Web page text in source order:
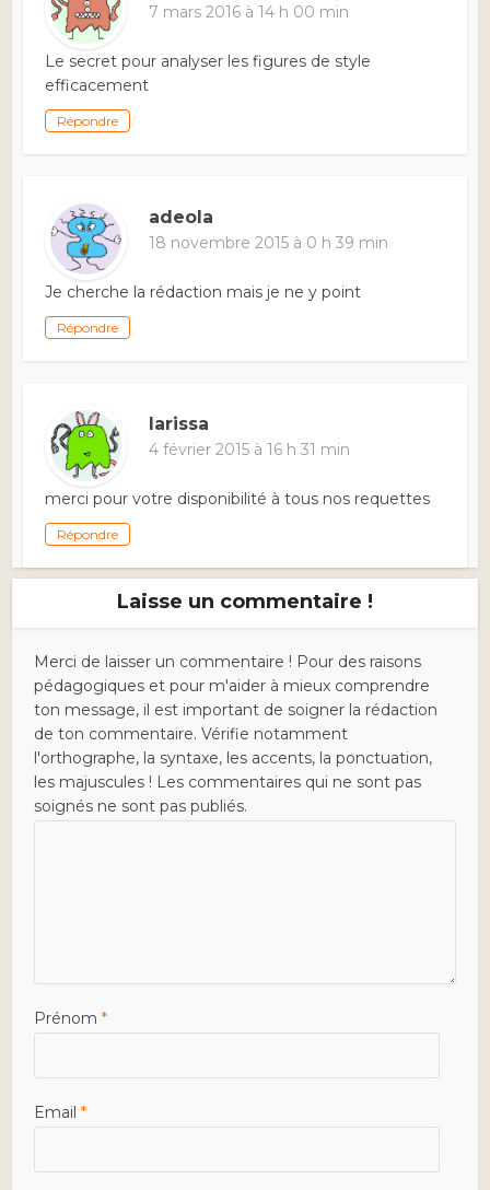
7 mars 2016 à 14 h 00 min
Le secret pour analyser les figures de style
efficacement
Répondre
adeola
18 novembre 2015 à 0 h 39 min
Je cherche la rédaction mais je ne y point
Répondre
larissa
4 février 2015 à 16 h 31 min
merci pour votre disponibilité à tous nos requettes
Répondre
Laisse un commentaire !
Merci de laisser un commentaire ! Pour des raisons
pédagogiques et pour m'aider à mieux comprendre
ton message, il est important de soigner la rédaction
de ton commentaire. Vérifie notamment
l'orthographe, la syntaxe, les accents, la ponctuation,
les majuscules ! Les commentaires qui ne sont pas
soignés ne sont pas publiés.
Prénom*
Email*